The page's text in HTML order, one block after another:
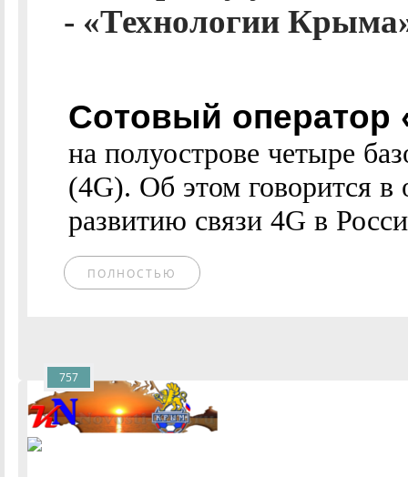
- «Технологии
Сотовый оператор
на полуострове четыре
(4G). Об этом говорится в
развитию связи 4G в
ПОЛНОСТЬЮ
757